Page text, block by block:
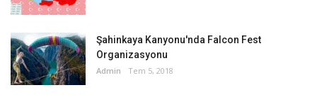
Şahinkaya Kanyonu'nda Falcon Fest
Organizasyonu
Admin Tem 5, 2018